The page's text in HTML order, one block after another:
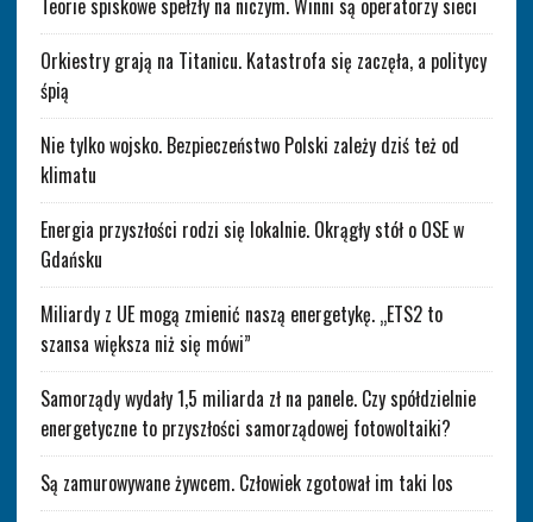
Teorie spiskowe spełzły na niczym. Winni są operatorzy sieci
Orkiestry grają na Titanicu. Katastrofa się zaczęła, a politycy
śpią
Nie tylko wojsko. Bezpieczeństwo Polski zależy dziś też od
klimatu
Energia przyszłości rodzi się lokalnie. Okrągły stół o OSE w
Gdańsku
Miliardy z UE mogą zmienić naszą energetykę. „ETS2 to
szansa większa niż się mówi”
Samorządy wydały 1,5 miliarda zł na panele. Czy spółdzielnie
energetyczne to przyszłości samorządowej fotowoltaiki?
Są zamurowywane żywcem. Człowiek zgotował im taki los